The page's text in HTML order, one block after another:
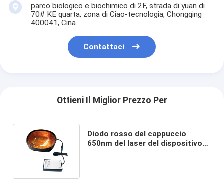
parco biologico e biochimico di 2F, strada di yuan di
70# KE quarta, zona di Ciao-tecnologia, Chongqing
400041, Cina
Contattaci
Ottieni Il Miglior Prezzo Per
Diodo rosso del cappuccio
650nm del laser del dispositivo